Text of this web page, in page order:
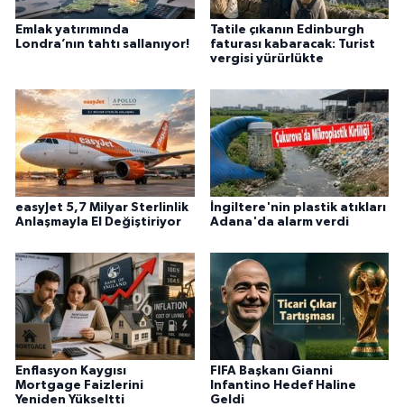
Emlak yatırımında
Londra’nın tahtı sallanıyor!
Tatile çıkanın Edinburgh
faturası kabaracak: Turist
vergisi yürürlükte
easyJet 5,7 Milyar Sterlinlik
Anlaşmayla El Değiştiriyor
İngiltere'nin plastik atıkları
Adana'da alarm verdi
Enflasyon Kaygısı
Mortgage Faizlerini
Yeniden Yükseltti
FIFA Başkanı Gianni
Infantino Hedef Haline
Geldi